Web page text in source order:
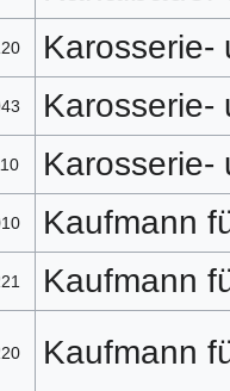
Karosserie-
Karosserie-
Karosserie-
Kaufmann
Kaufmann
Kaufmann